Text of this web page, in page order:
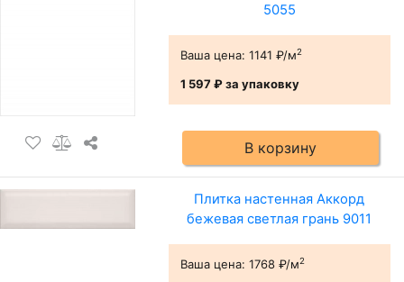
5055
Ваша цена: 1141 ₽/м2
1 597 ₽за упаковку
В корзину
Плитка настенная Аккорд
бежевая светлая грань 9011
Ваша цена: 1768 ₽/м2